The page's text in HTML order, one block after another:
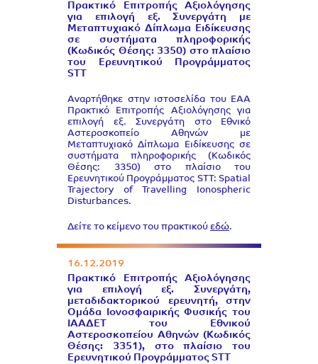
Πρακτικό Επιτροπής Αξιολόγησης
για επιλογή εξ. Συνεργάτη με
Μεταπτυχιακό Δίπλωμα Ειδίκευσης
σε συστήματα πληροφορικής
(Κωδικός Θέσης: 3350) στο πλαίσιο
του Ερευνητικού Προγράμματος
STT
Αναρτήθηκε στην ιστοσελίδα του EAA
Πρακτικό Επιτροπής Αξιολόγησης για
επιλογή εξ. Συνεργάτη στο Εθνικό
Αστεροσκοπείο Αθηνών με
Μεταπτυχιακό Δίπλωμα Ειδίκευσης σε
συστήματα πληροφορικής (Κωδικός
Θέσης: 3350) στο πλαίσιο του
Ερευνητικού Προγράμματος STT: Spatial
Trajectory of Travelling Ionospheric
Disturbances.
Δείτε το κείμενο του πρακτικού εδώ.
16.12.2019
Πρακτικό Επιτροπής Αξιολόγησης
για επιλογή εξ. Συνεργάτη,
μεταδιδακτορικού ερευνητή, στην
Ομάδα Ιονοσφαιρικής Φυσικής του
ΙΑΑΔΕΤ του Εθνικού
Αστεροσκοπείου Αθηνών (Κωδικός
Θέσης: 3351), στο πλαίσιο του
Ερευνητικού Προγράμματος STT